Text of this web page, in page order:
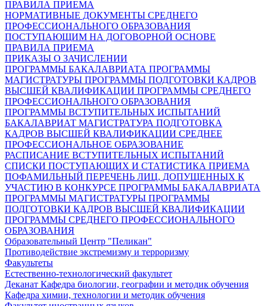
ПРАВИЛА ПРИЕМА
НОРМАТИВНЫЕ ДОКУМЕНТЫ СРЕДНЕГО
ПРОФЕССИОНАЛЬНОГО ОБРАЗОВАНИЯ
ПОСТУПАЮЩИМ НА ДОГОВОРНОЙ ОСНОВЕ
ПРАВИЛА ПРИЕМА
ПРИКАЗЫ О ЗАЧИСЛЕНИИ
ПРОГРАММЫ БАКАЛАВРИАТА ПРОГРАММЫ
МАГИСТРАТУРЫ ПРОГРАММЫ ПОДГОТОВКИ КАДРОВ
ВЫСШЕЙ КВАЛИФИКАЦИИ ПРОГРАММЫ СРЕДНЕГО
ПРОФЕССИОНАЛЬНОГО ОБРАЗОВАНИЯ
ПРОГРАММЫ ВСТУПИТЕЛЬНЫХ ИСПЫТАНИЙ
БАКАЛАВРИАТ МАГИСТРАТУРА ПОДГОТОВКА
КАДРОВ ВЫСШЕЙ КВАЛИФИКАЦИИ СРЕДНЕЕ
ПРОФЕССИОНАЛЬНОЕ ОБРАЗОВАНИЕ
РАСПИСАНИЕ ВСТУПИТЕЛЬНЫХ ИСПЫТАНИЙ
СПИСКИ ПОСТУПАЮЩИХ И СТАТИСТИКА ПРИЕМА
ПОФАМИЛЬНЫЙ ПЕРЕЧЕНЬ ЛИЦ, ДОПУЩЕННЫХ К
УЧАСТИЮ В КОНКУРСЕ ПРОГРАММЫ БАКАЛАВРИАТА
ПРОГРАММЫ МАГИСТРАТУРЫ ПРОГРАММЫ
ПОДГОТОВКИ КАДРОВ ВЫСШЕЙ КВАЛИФИКАЦИИ
ПРОГРАММЫ СРЕДНЕГО ПРОФЕССИОНАЛЬНОГО
ОБРАЗОВАНИЯ
Образовательный Центр "Пеликан"
Противодействие экстремизму и терроризму
Факультеты
Естественно-технологический факультет
Деканат Кафедра биологии, географии и методик обучения
Кафедра химии, технологии и методик обучения